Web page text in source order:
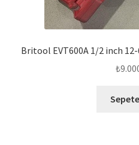
Britool EVT600A 1/2 inch
₺